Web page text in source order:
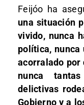
Feijóo ha
una situación
vivido, nunca
política, nunca
acorralado por
nunca
delictivas
Gobierno y a